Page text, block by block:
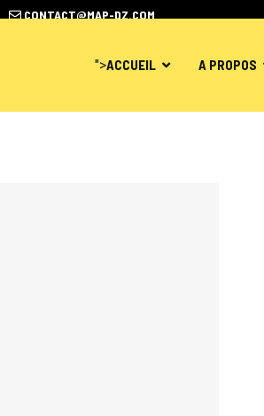
CONTACT@MAP-DZ.COM
">ACCUEIL A PROPOS